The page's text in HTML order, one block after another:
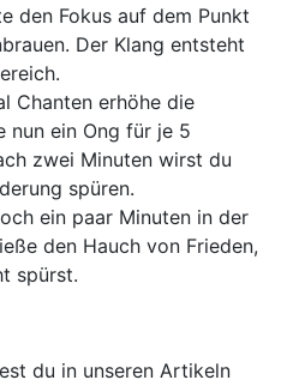
den Fokus auf dem Punkt
Der Klang entsteht
Chanten erhöhe die
nun ein Ong für je 5
zwei Minuten wirst du
spüren.
ein paar Minuten in der
den Hauch von Frieden,
spürst.
du in unseren Artikeln